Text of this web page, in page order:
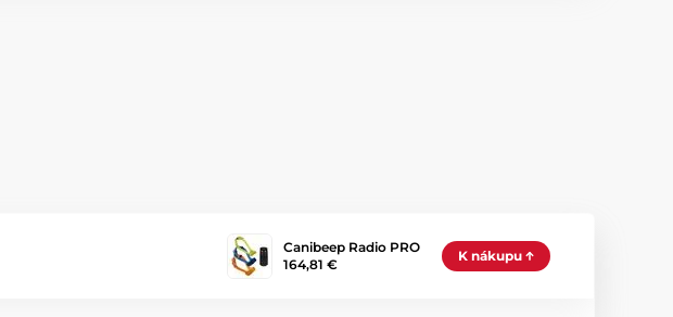
Canibeep Radio PRO
164,81 €
K nákupu